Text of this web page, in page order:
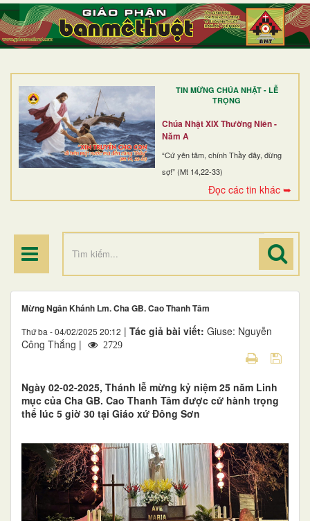
TIN MỪNG CHÚA NHẬT - LỄ
TRỌNG
Chúa Nhật XIX Thường Niên -
Năm A
“Cứ yên tâm, chính Thầy đây, đừng
sợ!” (Mt 14,22-33)
Đọc các tin khác ➥
TRANG NHẤT
GIỚI THIỆU
DÒNG TU
BAN MỤC VỤ
ĐOÀN THỂ CG
ĐIỂM HÀNH HƯƠNG
Mừng Ngân Khánh Lm. Cha GB. Cao Thanh Tâm
Thứ ba - 04/02/2025 20:12 | Tác giả bài viết: Giuse: Nguyễn
Công Thắng |
2729
Ngày 02-02-2025, Thánh lễ mừng kỷ niệm 25 năm Linh
mục của Cha GB. Cao Thanh Tâm được cử hành trọng
thể lúc 5 giờ 30 tại Giáo xứ Đông Sơn